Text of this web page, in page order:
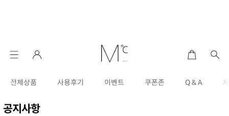
전체상품 사용후기 이벤트 쿠폰존 Q & A
공지사항